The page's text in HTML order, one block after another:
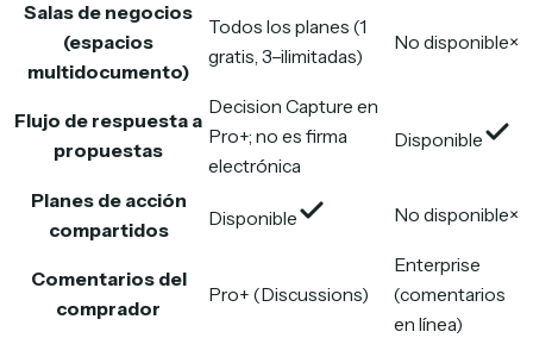
Salas de negocios
(espacios
multidocumento)
Todos los planes (1
gratis, 3–ilimitadas)
No disponible×
Flujo de respuesta a
propuestas
Decision Capture en
Pro+; no es firma
electrónica
Disponible
Planes de acción
compartidos
Disponible No disponible×
Comentarios del
comprador
Pro+ (Discussions)
Enterprise
(comentarios
en línea)